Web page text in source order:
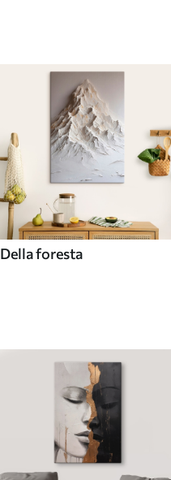
Della foresta